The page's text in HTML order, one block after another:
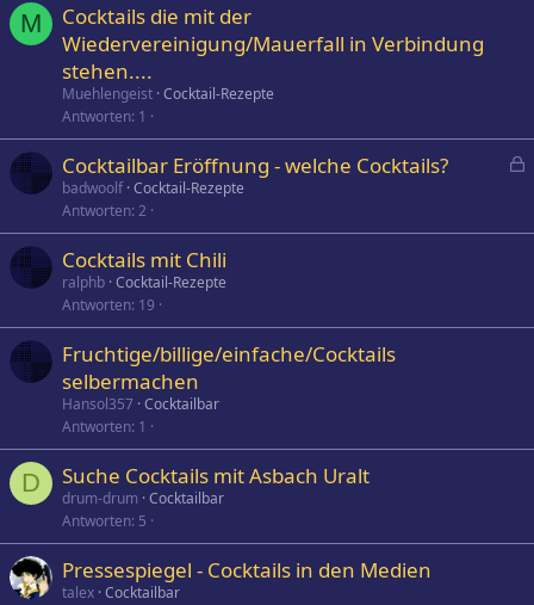
M
Cocktails die mit der
Wiedervereinigung/Mauerfall in Verbindung
stehen....
Muehlengeist Cocktail-Rezepte
Antworten 1
p
Cocktailbar Eröffnung - welche Cocktails?
badwoolf Cocktail-Rezepte
Antworten 2
Cocktails mit Chili
ralphb Cocktail-Rezepte
Antworten 19
Fruchtige/billige/einfache/Cocktails
selbermachen
Hansol357 Cocktailbar
Antworten 1
D Suche Cocktails mit Asbach Uralt
drum-drum Cocktailbar
Antworten 5
Pressespiegel - Cocktails in den Medien
talex Cocktailbar